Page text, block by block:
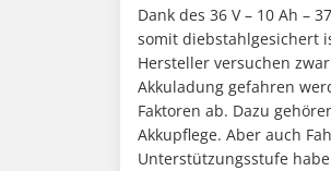
Dank des 36 V – 10 Ah –
somit diebstahlgesichert
Hersteller versuchen
Akkuladung gefahren
Faktoren ab. Dazu
Akkupflege. Aber auch
Unterstützungsstufe